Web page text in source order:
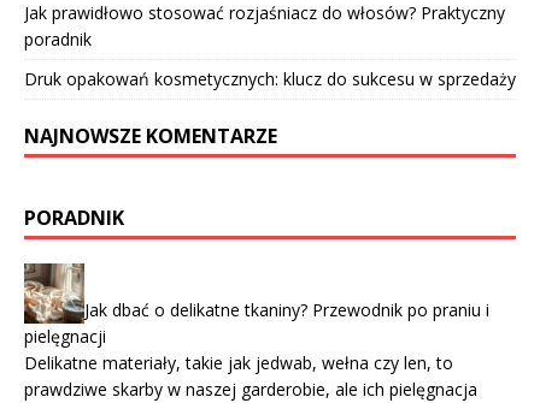
Jak prawidłowo stosować rozjaśniacz do włosów? Praktyczny
poradnik
Druk opakowań kosmetycznych: klucz do sukcesu w sprzedaży
NAJNOWSZE KOMENTARZE
PORADNIK
Jak dbać o delikatne tkaniny? Przewodnik po praniu i
pielęgnacji
Delikatne materiały, takie jak jedwab, wełna czy len, to
prawdziwe skarby w naszej garderobie, ale ich pielęgnacja